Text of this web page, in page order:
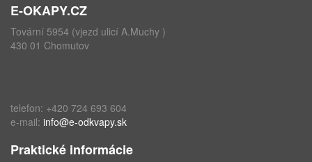
E-OKAPY.CZ
Tovární 5954 (vjezd ulicí A.Muchy )
430 01 Chomutov
telefon: +420 724 693 604
e-mail: info@e-odkvapy.sk
Praktické informácie